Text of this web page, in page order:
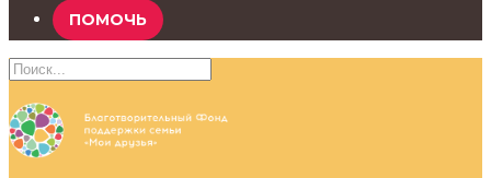
ПОМОЧЬ